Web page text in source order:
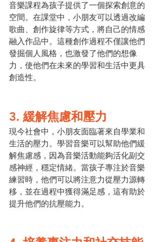
音樂課程為孩子提供了一個探索創意的
空間。在課堂中，小朋友可以透過改編
歌曲、創作旋律等方式，將自己的情感
融入作品中。這種創作過程不僅讓他們
發掘個人風格，也激發了他們的想像
力，使他們在未來的學習和生活中更具
創造性。
3. 緩解焦慮和壓力
現今社會中，小朋友面臨著來自學業和
生活的壓力。學習音樂可以幫助他們緩
解焦慮感，因為音樂活動能夠活化副交
感神經，穩定情緒。當孩子專注於音樂
練習時，他們可以將注意力從壓力源轉
移，並在過程中獲得滿足感，這有助於
提升他們的抗壓能力。